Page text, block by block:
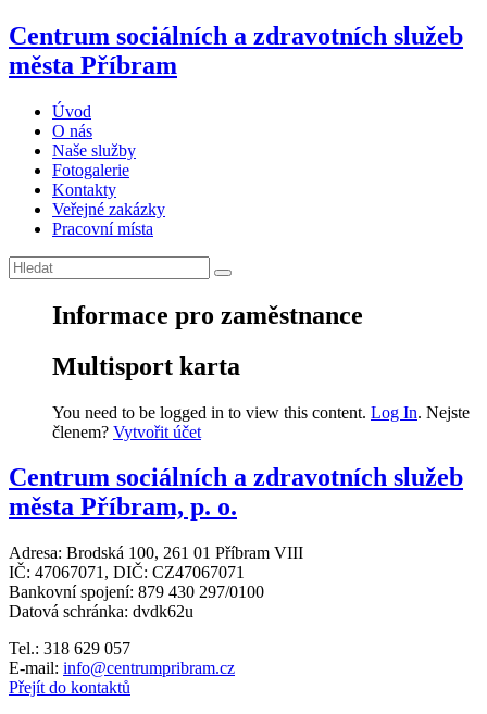
Centrum sociálních a zdravotních služeb
města Příbram
Úvod
O nás
Naše služby
Fotogalerie
Kontakty
Veřejné zakázky
Pracovní místa
Informace pro zaměstnance
Multisport karta
You need to be logged in to view this content. Log In. Nejste
členem? Vytvořit účet
Centrum sociálních a zdravotních služeb
města Příbram, p. o.
Adresa: Brodská 100, 261 01 Příbram VIII
IČ: 47067071, DIČ: CZ47067071
Bankovní spojení: 879 430 297/0100
Datová schránka: dvdk62u
Tel.: 318 629 057
E-mail: info@centrumpribram.cz
Přejít do kontaktů